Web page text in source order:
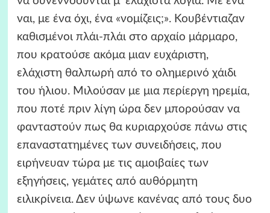
ναι, με ένα όχι, ένα «νομίζεις;». Κουβέντιαζαν
καθισμένοι πλάι-πλάι στο αρχαίο μάρμαρο,
που κρατούσε ακόμα μιαν ευχάριστη,
ελάχιστη θαλπωρή από το ολημερινό χάιδι
του ήλιου. Μιλούσαν με μια περίεργη ηρεμία,
που ποτέ πριν λίγη ώρα δεν μπορούσαν να
φανταστούν πως θα κυριαρχούσε πάνω στις
επαναστατημένες των συνειδήσεις, που
ειρήνευαν τώρα με τις αμοιβαίες των
εξηγήσεις, γεμάτες από αυθόρμητη
ειλικρίνεια. Δεν ύψωνε κανένας από τους δυο